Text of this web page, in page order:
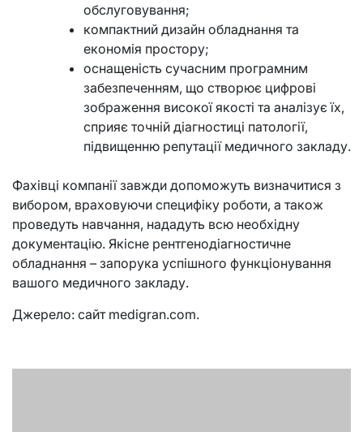
обслуговування;
компактний дизайн обладнання та
економія простору;
оснащеність сучасним програмним
забезпеченням, що створює цифрові
зображення високої якості та аналізує їх,
сприяє точній діагностиці патології,
підвищенню репутації медичного закладу.
Фахівці компанії завжди допоможуть визначитися з
вибором, враховуючи специфіку роботи, а також
проведуть навчання, нададуть всю необхідну
документацію. Якісне рентгенодіагностичне
обладнання – запорука успішного функціонування
вашого медичного закладу.
Джерело: сайт medigran.com.